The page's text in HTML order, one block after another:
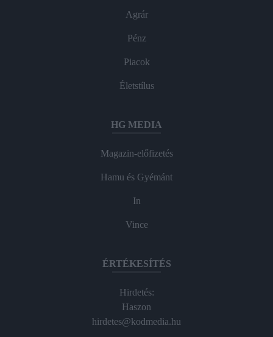
Agrár
Pénz
Piacok
Életstílus
HG MEDIA
Magazin-előfizetés
Hamu és Gyémánt
In
Vince
ÉRTÉKESÍTÉS
Hirdetés:
Haszon
hirdetes@kodmedia.hu